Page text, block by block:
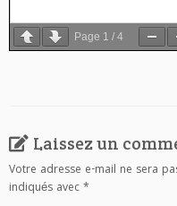
Page 1 / 4
Laissez un
Votre adresse e-mail ne sera
indiqués avec*